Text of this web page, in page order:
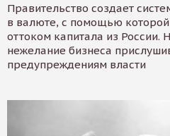
Правительство создает
в валюте, с помощью которой
оттоком капитала из России.
нежелание бизнеса
предупреждениям власти